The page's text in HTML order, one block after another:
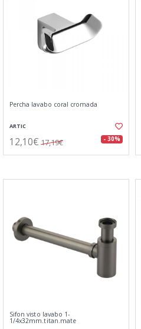
Percha lavabo coral cromada
ARTIC
12,10€ 17,19€ - 30%
Sifon visto lavabo 1-
1/4x32mm.titan.mate